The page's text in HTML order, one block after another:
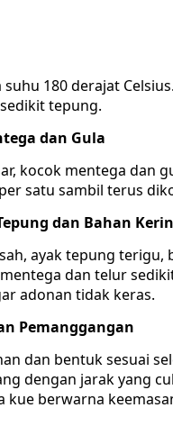
suhu 180 derajat
tepung.
dan Gula
kocok mentega dan
satu sambil terus
dan Bahan
ayak tepung
dan telur
adonan tidak keras.
Pemanggangan
dan bentuk sesuai
dengan jarak yang
kue berwarna